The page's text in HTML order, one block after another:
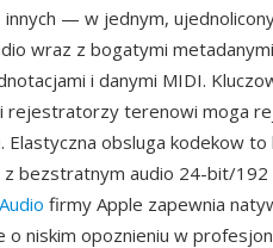
innych — w jednym,
wraz z bogatymi
i danymi MIDI.
i rejestratorzy terenowi moga
Elastyczna obsluga kodekow
bezstratnym audio 24-bit/192
firmy Apple zapewnia
niskim opoznieniu w